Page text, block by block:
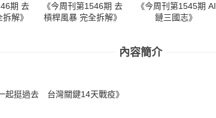
期 去
解》
《今周刊第1546期 去
槓桿風暴 完全拆解》
《今周刊第1545期 AI
鏈三國志》
內容簡介
起挺過去 台灣關鍵14天戰疫》